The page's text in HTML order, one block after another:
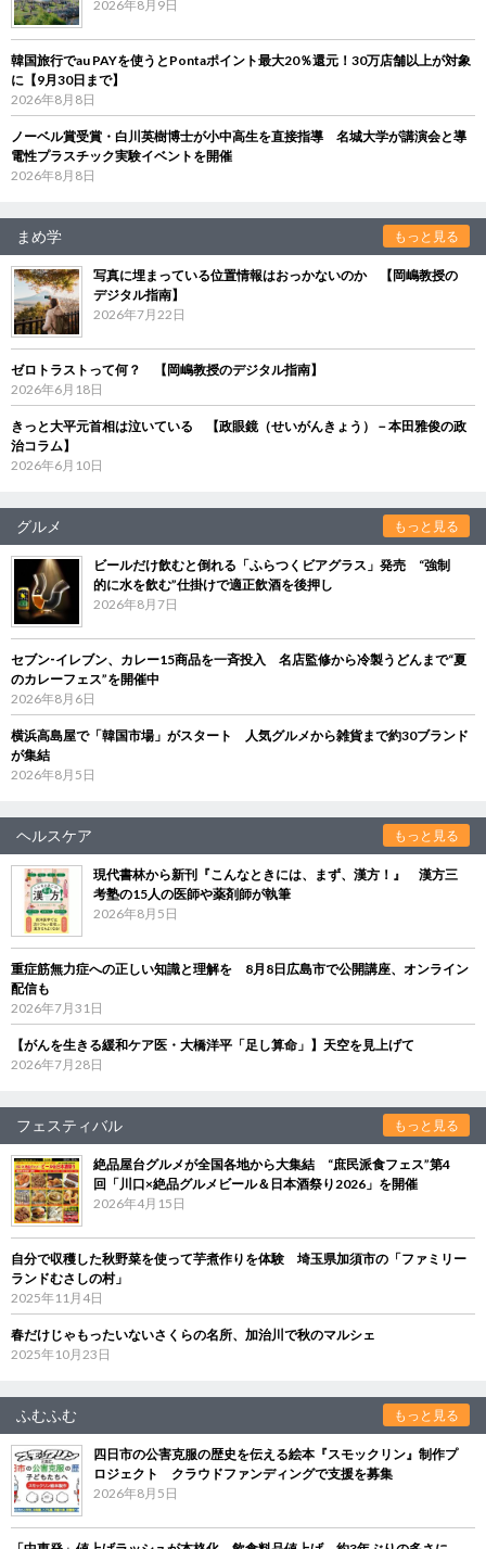
2026年8月9日
韓国旅行でau PAYを使うとPontaポイント最大20％還元！30万店舗以上が対象
に【9月30日まで】
2026年8月8日
ノーベル賞受賞・白川英樹博士が小中高生を直接指導 名城大学が講演会と導
電性プラスチック実験イベントを開催
2026年8月8日
まめ学 もっと見る
写真に埋まっている位置情報はおっかないのか 【岡嶋教授の
デジタル指南】
2026年7月22日
ゼロトラストって何？ 【岡嶋教授のデジタル指南】
2026年6月18日
きっと大平元首相は泣いている 【政眼鏡（せいがんきょう）－本田雅俊の政
治コラム】
2026年6月10日
グルメ もっと見る
ビールだけ飲むと倒れる「ふらつくビアグラス」発売 “強制
的に水を飲む”仕掛けで適正飲酒を後押し
2026年8月7日
セブン‐イレブン、カレー15商品を一斉投入 名店監修から冷製うどんまで“夏
のカレーフェス”を開催中
2026年8月6日
横浜高島屋で「韓国市場」がスタート 人気グルメから雑貨まで約30ブランド
が集結
2026年8月5日
ヘルスケア もっと見る
現代書林から新刊『こんなときには、まず、漢方！』 漢方三
考塾の15人の医師や薬剤師が執筆
2026年8月5日
重症筋無力症への正しい知識と理解を 8月8日広島市で公開講座、オンライン
配信も
2026年7月31日
【がんを生きる緩和ケア医・大橋洋平「足し算命」】天空を見上げて
2026年7月28日
フェスティバル もっと見る
絶品屋台グルメが全国各地から大集結 “庶民派食フェス”第4
回「川口×絶品グルメビール＆日本酒祭り2026」を開催
2026年4月15日
自分で収穫した秋野菜を使って芋煮作りを体験 埼玉県加須市の「ファミリー
ランドむさしの村」
2025年11月4日
春だけじゃもったいないさくらの名所、加治川で秋のマルシェ
2025年10月23日
ふむふむ もっと見る
四日市の公害克服の歴史を伝える絵本『スモックリン』制作プ
ロジェクト クラウドファンディングで支援を募集
2026年8月5日